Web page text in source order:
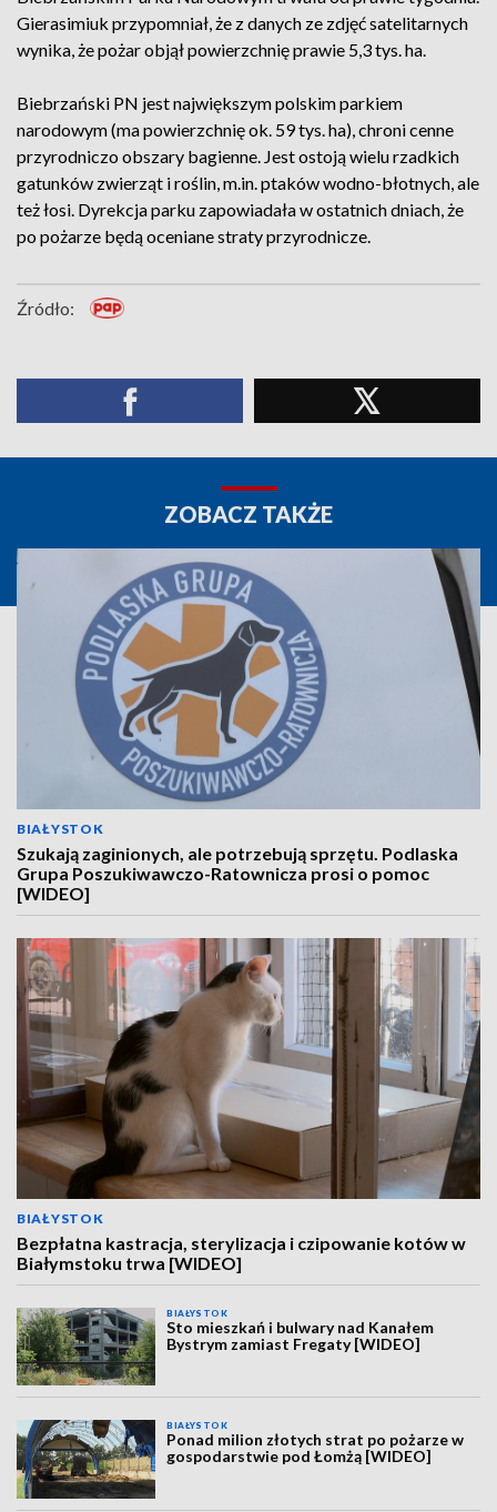
Gierasimiuk przypomniał, że z danych ze zdjęć satelitarnych
wynika, że pożar objął powierzchnię prawie 5,3 tys. ha.
Biebrzański PN jest największym polskim parkiem
narodowym (ma powierzchnię ok. 59 tys. ha), chroni cenne
przyrodniczo obszary bagienne. Jest ostoją wielu rzadkich
gatunków zwierząt i roślin, m.in. ptaków wodno-błotnych, ale
też łosi. Dyrekcja parku zapowiadała w ostatnich dniach, że
po pożarze będą oceniane straty przyrodnicze.
Źródło:
ZOBACZ TAKŻE
BIAŁYSTOK
Szukają zaginionych, ale potrzebują sprzętu. Podlaska
Grupa Poszukiwawczo-Ratownicza prosi o pomoc
[WIDEO]
BIAŁYSTOK
Bezpłatna kastracja, sterylizacja i czipowanie kotów w
Białymstoku trwa [WIDEO]
BIAŁYSTOK
Sto mieszkań i bulwary nad Kanałem
Bystrym zamiast Fregaty [WIDEO]
BIAŁYSTOK
Ponad milion złotych strat po pożarze w
gospodarstwie pod Łomżą [WIDEO]